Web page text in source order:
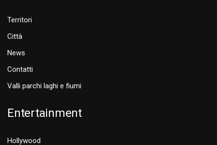
Territori
Città
News
Contatti
Valli parchi laghi e fiumi
Entertainment
Hollywood